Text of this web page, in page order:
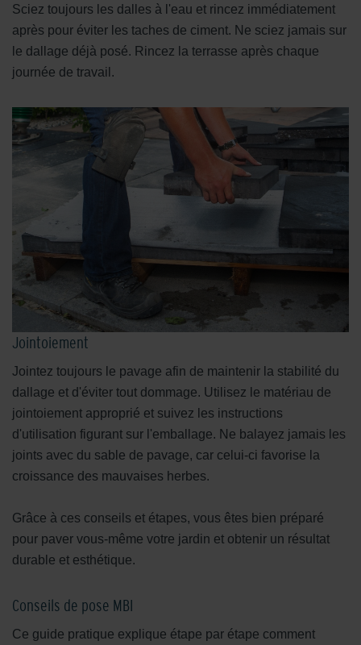
Sciez toujours les dalles à l'eau et rincez immédiatement
après pour éviter les taches de ciment. Ne sciez jamais sur
le dallage déjà posé. Rincez la terrasse après chaque
journée de travail.
Jointoiement
Jointez toujours le pavage afin de maintenir la stabilité du
dallage et d'éviter tout dommage. Utilisez le matériau de
jointoiement approprié et suivez les instructions
d'utilisation figurant sur l'emballage. Ne balayez jamais les
joints avec du sable de pavage, car celui-ci favorise la
croissance des mauvaises herbes.
Grâce à ces conseils et étapes, vous êtes bien préparé
pour paver vous-même votre jardin et obtenir un résultat
durable et esthétique.
Conseils de pose MBI
Ce guide pratique explique étape par étape comment